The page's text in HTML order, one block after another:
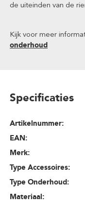
de uiteinden van de
Kijk voor meer
onderhoud
Specificaties
Artikelnummer:
EAN:
Merk:
Type Accessoires:
Type Onderhoud:
Materiaal: